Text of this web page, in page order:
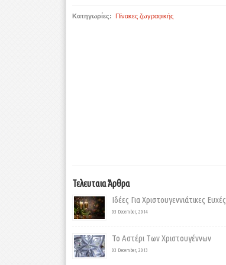
Κατηγωρίες: Πίνακες ζωγραφικής
Τελευταια Άρθρα
Ιδέες Για Χριστουγεννιάτικες Ευχές
03 December, 2014
Το Αστέρι Των Χριστουγέννων
03 December, 2013